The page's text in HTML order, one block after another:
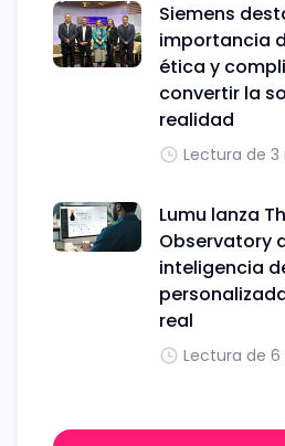
Siemens
importancia
ética y
convertir la
realidad
Lectura de
Lumu lanza
Observatory
inteligencia
real
Lectura de